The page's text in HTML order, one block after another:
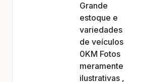
Grande
estoque e
variedades
de veículos
0KM Fotos
meramente
ilustrativas ,